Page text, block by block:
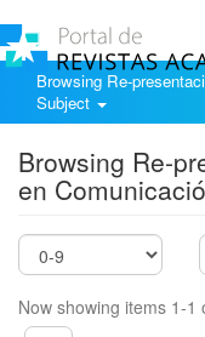
Browsing Re-
Subject
Browsing Re-
en
Now showing items 1-1